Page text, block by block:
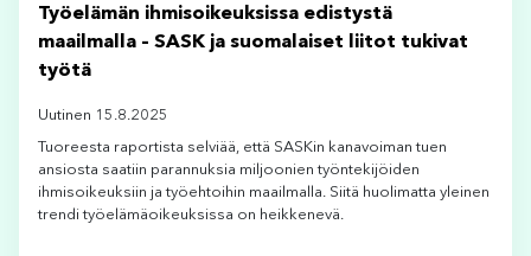
Työelämän ihmisoikeuksissa edistystä
maailmalla – SASK ja suomalaiset liitot tukivat
työtä
Uutinen 15.8.2025
Tuoreesta raportista selviää, että SASKin kanavoiman tuen
ansiosta saatiin parannuksia miljoonien työntekijöiden
ihmisoikeuksiin ja työehtoihin maailmalla. Siitä huolimatta yleinen
trendi työelämäoikeuksissa on heikkenevä.